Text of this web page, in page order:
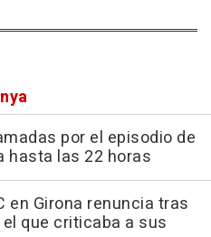
por el episodio de
hasta las 22 horas
en Girona renuncia tras
que criticaba a sus